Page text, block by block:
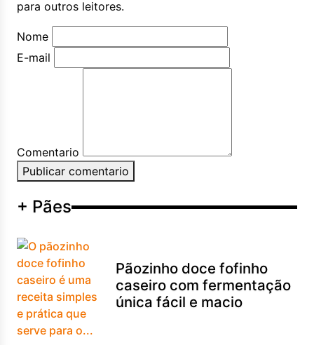
para outros leitores.
Nome
E-mail
Comentario
Publicar comentario
+ Pães
Pãozinho doce fofinho
caseiro com fermentação
única fácil e macio